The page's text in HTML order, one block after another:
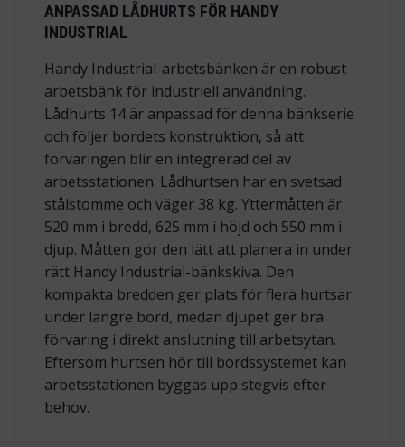
ANPASSAD LÅDHURTS FÖR HANDY
INDUSTRIAL
Handy Industrial-arbetsbänken är en robust
arbetsbänk för industriell användning.
Lådhurts 14 är anpassad för denna bänkserie
och följer bordets konstruktion, så att
förvaringen blir en integrerad del av
arbetsstationen. Lådhurtsen har en svetsad
stålstomme och väger 38 kg. Yttermåtten är
520 mm i bredd, 625 mm i höjd och 550 mm i
djup. Måtten gör den lätt att planera in under
rätt Handy Industrial-bänkskiva. Den
kompakta bredden ger plats för flera hurtsar
under längre bord, medan djupet ger bra
förvaring i direkt anslutning till arbetsytan.
Eftersom hurtsen hör till bordssystemet kan
arbetsstationen byggas upp stegvis efter
behov.